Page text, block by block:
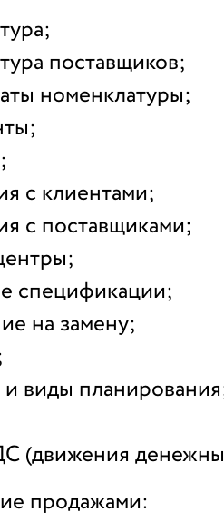
поставщиков;
номенклатуры;
с клиентами;
с поставщиками;
спецификации;
на замену;
виды
(движения
продажами: